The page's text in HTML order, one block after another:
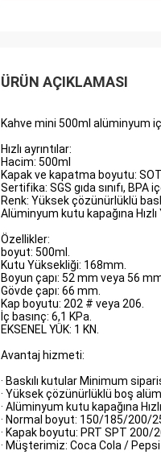
ÜRÜN AÇIKLAMASI
Kahve mini 500ml alüminyum
Hızlı ayrıntılar:
Hacim: 500ml
Kapak ve kapatma boyutu:
Sertifika: SGS gıda sınıfı, BPA
Renk: Yüksek çözünürlüklü
Alüminyum kutu kapağına
Özellikler:
boyut: 500ml.
Kutu Yüksekliği: 168mm.
Boyun çapı: 52 mm veya 56
Gövde çapı: 66 mm.
Kap boyutu: 202 # veya 206.
İç basınç: 6,1 KPa.
EKSENEL YÜK: 1 KN.
Avantaj hizmeti:
· Baskılı kutular Minimum
· Yüksek çözünürlüklü boş
· Alüminyum kutu kapağına
· Normal boyut: 150/185/200/
· Kapak boyutu: PRT SPT
· Müşterimiz: Coca Cola / Pepsi